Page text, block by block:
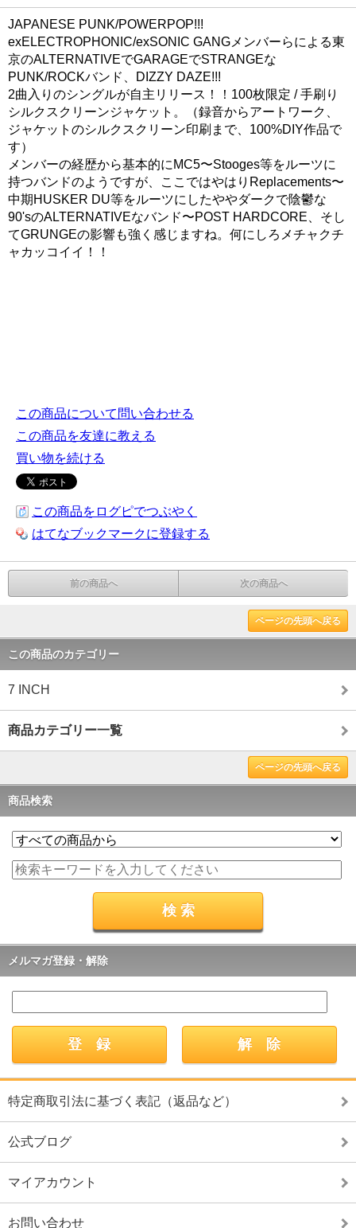
JAPANESE PUNK/POWERPOP!!!
exELECTROPHONIC/exSONIC GANGメンバーらによる東
京のALTERNATIVEでGARAGEでSTRANGEな
PUNK/ROCKバンド、DIZZY DAZE!!!
2曲入りのシングルが自主リリース！！100枚限定 / 手刷り
シルクスクリーンジャケット。（録音からアートワーク、
ジャケットのシルクスクリーン印刷まで、100%DIY作品で
す）
メンバーの経歴から基本的にMC5〜Stooges等をルーツに
持つバンドのようですが、ここではやはりReplacements〜
中期HUSKER DU等をルーツにしたややダークで陰鬱な
90'sのALTERNATIVEなバンド〜POST HARDCORE、そし
てGRUNGEの影響も強く感じますね。何にしろメチャクチ
ャカッコイイ！！
この商品について問い合わせる
この商品を友達に教える
買い物を続ける
この商品をログピでつぶやく
はてなブックマークに登録する
前の商品へ 次の商品へ
ページの先頭へ戻る
この商品のカテゴリー
7 INCH
商品カテゴリー一覧
ページの先頭へ戻る
商品検索
メルマガ登録・解除
特定商取引法に基づく表記（返品など）
公式ブログ
マイアカウント
お問い合わせ